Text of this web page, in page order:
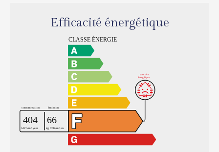
Efficacité énergétique